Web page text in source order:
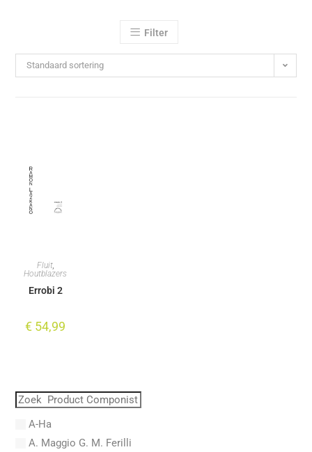
Filter
Standaard sortering
Fluit,
Houtblazers
Errobi 2
€ 54,99
A-Ha
A. Maggio G. M. Ferilli